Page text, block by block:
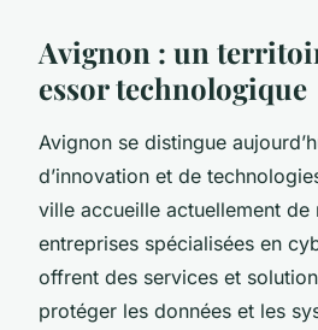
Avignon : un
essor technologique
Avignon se distingue
d’innovation et de
ville accueille actuellement de
entreprises spécialisées en
offrent des services et
protéger les données et les